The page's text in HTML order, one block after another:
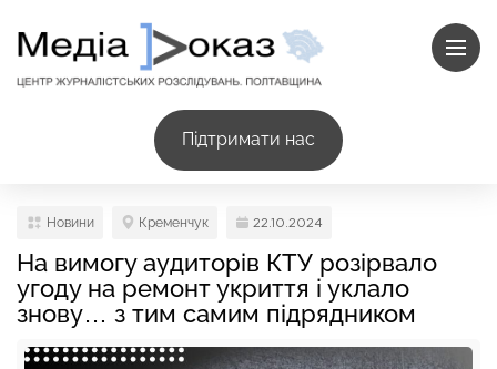
Підтримати нас
Новини Кременчук 22.10.2024
На вимогу аудиторів КТУ розірвало
угоду на ремонт укриття і уклало
знову… з тим самим підрядником